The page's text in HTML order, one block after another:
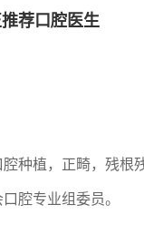
荐口腔医生
种植，正畸，残根
腔专业组委员。